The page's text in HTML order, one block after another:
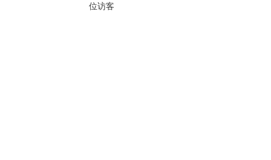
位访客